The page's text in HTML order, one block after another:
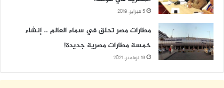
5 فبراير، 2019
مطارات مصر تحلق في سماء العالم .. إنشاء
خمسة مطارات مصرية جديدة!
19 نوفمبر، 2021